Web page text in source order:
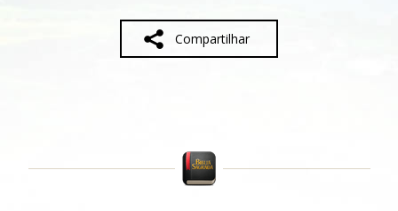
Compartilhar